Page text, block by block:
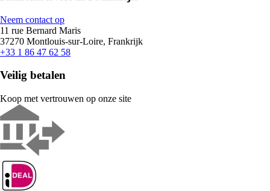
Neem contact op
11 rue Bernard Maris
37270 Montlouis-sur-Loire, Frankrijk
+33 1 86 47 62 58
Veilig betalen
Koop met vertrouwen op onze site